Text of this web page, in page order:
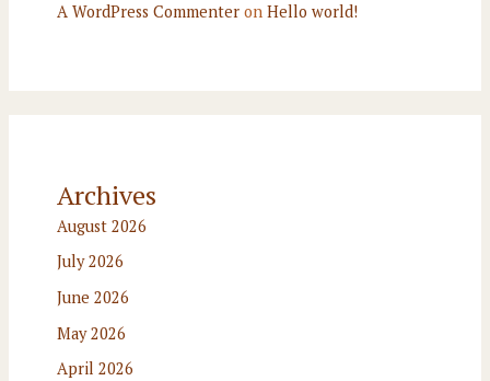
A WordPress Commenteron Hello world!
Archives
August 2026
July 2026
June 2026
May 2026
April 2026